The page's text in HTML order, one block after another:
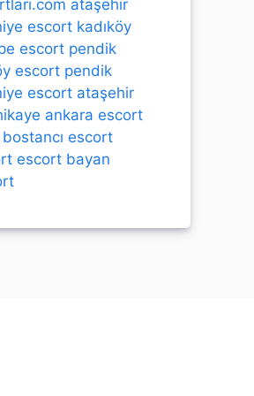
ataşehir
escort kadıköy
escort pendik
escort pendik
escort ataşehir
ankara escort
bostancı escort
escort bayan